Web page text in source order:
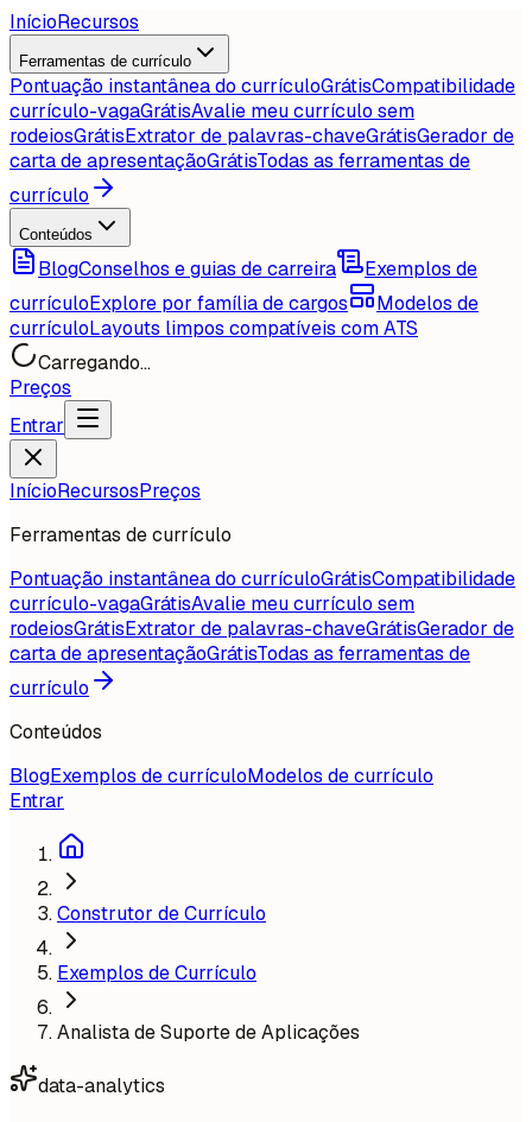
InícioRecursos
Ferramentas de currículo
Pontuação instantânea do currículoGrátisCompatibilidade
currículo-vagaGrátisAvalie meu currículo sem
rodeiosGrátisExtrator de palavras-chaveGrátisGerador de
carta de apresentaçãoGrátisTodas as ferramentas de
currículo
Conteúdos
BlogConselhos e guias de carreira
Exemplos de
currículoExplore por família de cargos
Modelos de
currículoLayouts limpos compatíveis com ATS
Carregando...
Preços
Entrar
InícioRecursosPreços
Ferramentas de currículo
Pontuação instantânea do currículoGrátisCompatibilidade
currículo-vagaGrátisAvalie meu currículo sem
rodeiosGrátisExtrator de palavras-chaveGrátisGerador de
carta de apresentaçãoGrátisTodas as ferramentas de
currículo
Conteúdos
BlogExemplos de currículoModelos de currículo
Entrar
Construtor de Currículo
Exemplos de Currículo
Analista de Suporte de Aplicações
data-analytics